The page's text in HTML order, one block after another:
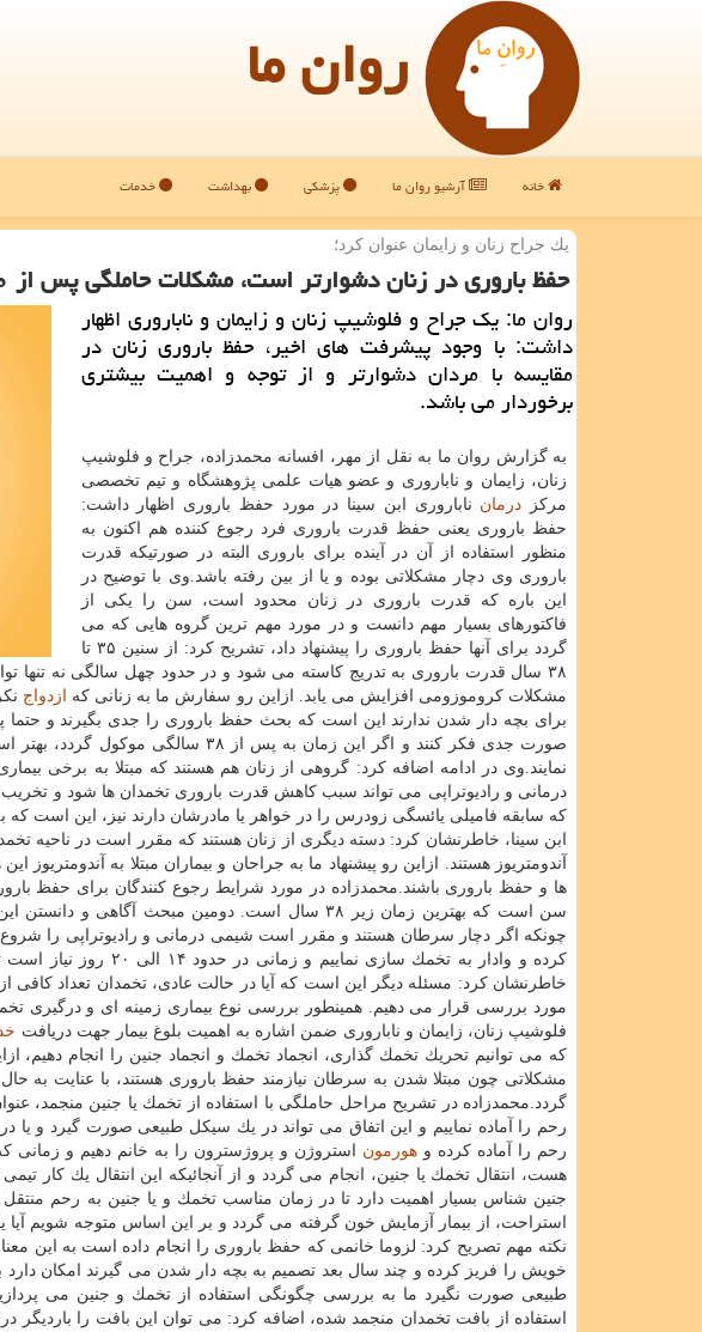
روان ما
خانه آرشیو روان ما پزشکی بهداشت خدمات
یك جراح زنان و زایمان عنوان كرد؛
حفظ باروری در زنان دشوارتر است، مشكلات حاملگی پس از ۴۰ سالگی
روان ما: یك جراح و فلوشیپ زنان و زایمان و ناباروری اظهار
داشت: با وجود پیشرفت های اخیر، حفظ باروری زنان در
مقایسه با مردان دشوارتر و از توجه و اهمیت بیشتری
برخوردار می باشد.
به گزارش روان ما به نقل از مهر، افسانه محمدزاده، جراح و فلوشیپ
زنان، زایمان و ناباروری و عضو هیات علمی پژوهشگاه و تیم تخصصی
مركز درمان ناباروری ابن سینا در مورد حفظ باروری اظهار داشت:
حفظ باروری یعنی حفظ قدرت باروری فرد رجوع كننده هم اكنون به
منظور استفاده از آن در آینده برای باروری البته در صورتیكه قدرت
باروری وی دچار مشكلاتی بوده و یا از بین رفته باشد.وی با توضیح در
این باره كه قدرت باروری در زنان محدود است، سن را یكی از
فاكتورهای بسیار مهم دانست و در مورد مهم ترین گروه هایی كه می
گردد برای آنها حفظ باروری را پیشنهاد داد، تشریح كرد: از سنین ۳۵ تا
۳۸ سال قدرت باروری به تدریج كاسته می شود و در حدود چهل سالگی نه تنها
مشكلات كروموزومی افزایش می یابد. ازاین رو سفارش ما به زنانی كه
ازدواج
صورت جدی فكر كنند و اگر این زمان به
نمایند.وی در ادامه اضافه كرد: گروهی از زنان هم هستند كه مبتلا به برخی
درمانی و رادیوتراپی می تواند سبب كاهش قدرت باروری تخمدان ها شود و تخریب
كه سابقه فامیلی یائسگی زودرس را در خواهر یا مادرشان دارند نیز، این است
ابن سینا، خاطرنشان كرد: دسته دیگری از زنان هستند كه مقرر است در ناحیه
آندومتریوز هستند. ازاین رو پیشنهاد ما به جراحان و بیماران مبتلا به
ها و حفظ باروری باشند.محمدزاده در مورد شرایط رجوع كنندگان برای حفظ
سن است كه بهترین زمان زیر ۳۸ سال است. دومین مبحث
چونكه اگر دچار سرطان هستند و مقرر است شیمی درمانی و رادیوتراپی را شروع
كرده و وادار به تخمك سازی نماییم و زمانی در حدود ۱۴ الی ۲۰ روز نیاز است تا بتوانیم با دادن
خاطرنشان كرد: مسئله دیگر این است كه آیا در حالت عادی، تخمدان تعداد كافی از
مورد بررسی قرار می دهیم. همینطور بررسی نوع بیماری زمینه ای و درگیری
فلوشیپ زنان، زایمان و ناباروری ضمن اشاره به اهمیت بلوغ بیمار جهت دریافت
كه می توانیم تحریك تخمك گذاری، انجماد تخمك و انجماد جنین را انجام دهیم،
مشكلاتی چون مبتلا شدن به سرطان نیازمند حفظ باروری هستند، با عنایت به
گردد.محمدزاده در تشریح مراحل حاملگی با استفاده از تخمك یا جنین منجمد،
رحم را آماده نماییم و این اتفاق می تواند در یك سیكل طبیعی صورت گیرد و یا
رحم را آماده كرده و هورمون استروژن و پروژسترون را به خانم دهیم و زمانی
هست، انتقال تخمك یا جنین، انجام می گردد و از آنجائیكه این انتقال یك كار
جنین شناس بسیار اهمیت دارد تا در زمان مناسب تخمك و یا جنین به رحم منتقل
استراحت، از بیمار آزمایش خون گرفته می گردد و بر این اساس متوجه شویم
نكته مهم تصریح كرد: لزوما خانمی كه حفظ باروری را انجام داده است به این
خویش را فریز كرده و چند سال بعد تصمیم به بچه دار شدن می گیرند امكان دارد
طبیعی صورت نگیرد ما به بررسی چگونگی استفاده از تخمك و جنین می
استفاده از بافت تخمدان منجمد شده، اضافه كرد: می توان این بافت را باردیگر